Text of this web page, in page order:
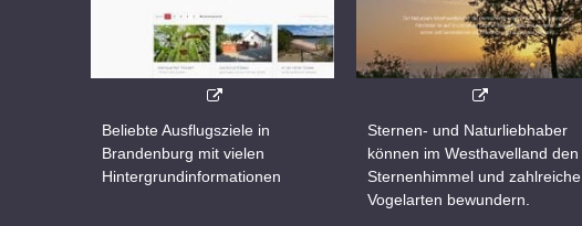
Beliebte Ausflugsziele in
Brandenburg mit vielen
Hintergrundinformationen
Sternen- und Naturliebhaber
können im Westhavelland den
Sternenhimmel und zahlreiche
Vogelarten bewundern.